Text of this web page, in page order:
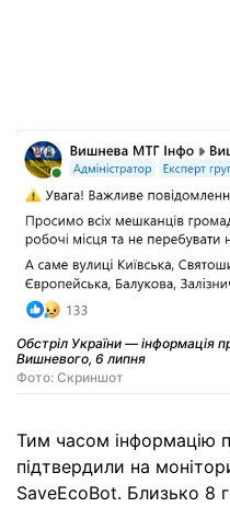
Обстріл України — інформація
Вишневого, 6 липня
Фото: Скриншот
Тим часом інформацію
підтвердили на
SaveEcoBot. Близько 8